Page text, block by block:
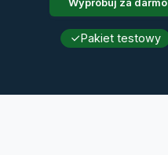
Pakiet testowy